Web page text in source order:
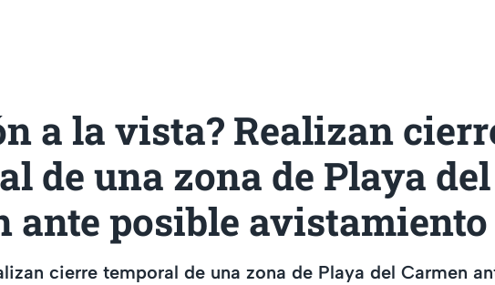
a la vista? Realizan
de una zona de Playa del
ante posible avistamiento
cierre temporal de una zona de Playa del Carmen